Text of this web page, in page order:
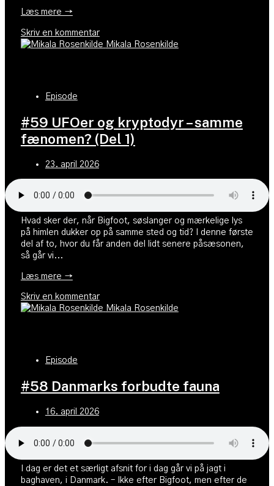
Læs mere →
Skriv en kommentar
Mikala Rosenkilde
Episode
#59 UFOer og kryptodyr – samme
fænomen? (Del 1)
23. april 2026
Hvad sker der, når Bigfoot, søslanger og mærkelige lys
på himlen dukker op på samme sted og tid? I denne første
del af to, hvor du får anden del lidt senere påsæsonen,
så går vi...
Læs mere →
Skriv en kommentar
Mikala Rosenkilde
Episode
#58 Danmarks forbudte fauna
16. april 2026
I dag er det et særligt afsnit for i dag går vi på jagt i
baghaven, i Danmark. – Ikke efter Bigfoot, men efter de